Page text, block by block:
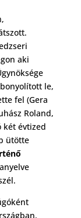
aki
le,
fel (Gera
Roland,
két évtized
ütötte